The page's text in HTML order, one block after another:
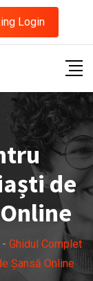
Login
de
- Ghidul Complet
Șansă Online